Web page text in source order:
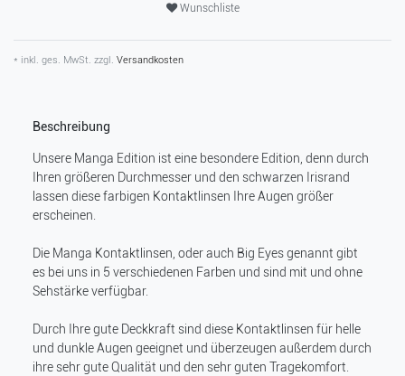
Wunschliste
* inkl. ges. MwSt. zzgl. Versandkosten
Beschreibung
Unsere Manga Edition ist eine besondere Edition, denn durch
Ihren größeren Durchmesser und den schwarzen Irisrand
lassen diese farbigen Kontaktlinsen Ihre Augen größer
erscheinen.
Die Manga Kontaktlinsen, oder auch Big Eyes genannt gibt
es bei uns in 5 verschiedenen Farben und sind mit und ohne
Sehstärke verfügbar.
Durch Ihre gute Deckkraft sind diese Kontaktlinsen für helle
und dunkle Augen geeignet und überzeugen außerdem durch
ihre sehr gute Qualität und den sehr guten Tragekomfort.